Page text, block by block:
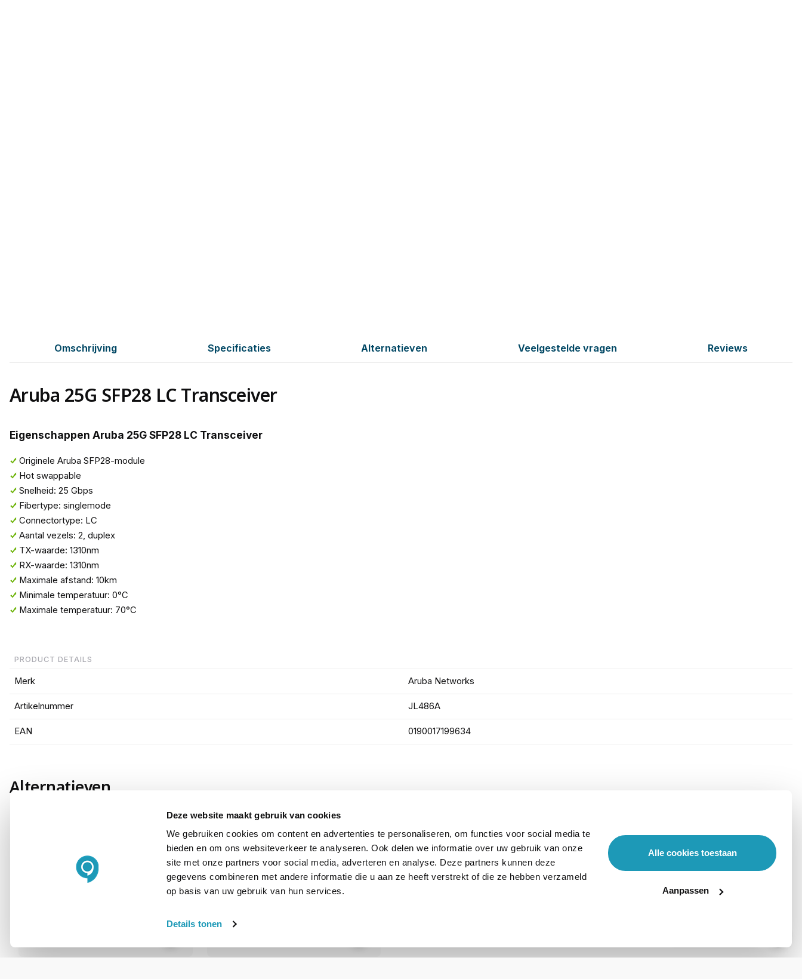
Deze website maakt gebruik van cookies
We gebruiken cookies om content en advertenties te personaliseren, om functies voor social media te
bieden en om ons websiteverkeer te analyseren. Ook delen we informatie over uw gebruik van onze
site met onze partners voor social media, adverteren en analyse. Deze partners kunnen deze
gegevens combineren met andere informatie die u aan ze heeft verstrekt of die ze hebben verzameld
op basis van uw gebruik van hun services.
Details tonen
Alle cookies toestaan
Aanpassen
Omschrijving Specificaties Alternatieven Veelgestelde vragen Reviews
Aruba 25G SFP28 LC Transceiver
Eigenschappen Aruba 25G SFP28 LC Transceiver
Originele Aruba SFP28-module
Hot swappable
Snelheid: 25 Gbps
Fibertype: singlemode
Connectortype: LC
Aantal vezels: 2, duplex
TX-waarde: 1310nm
RX-waarde: 1310nm
Maximale afstand: 10km
Minimale temperatuur: 0°C
Maximale temperatuur: 70°C
PRODUCT DETAILS
Merk Aruba Networks
Artikelnummer JL486A
EAN 0190017199634
Alternatieven